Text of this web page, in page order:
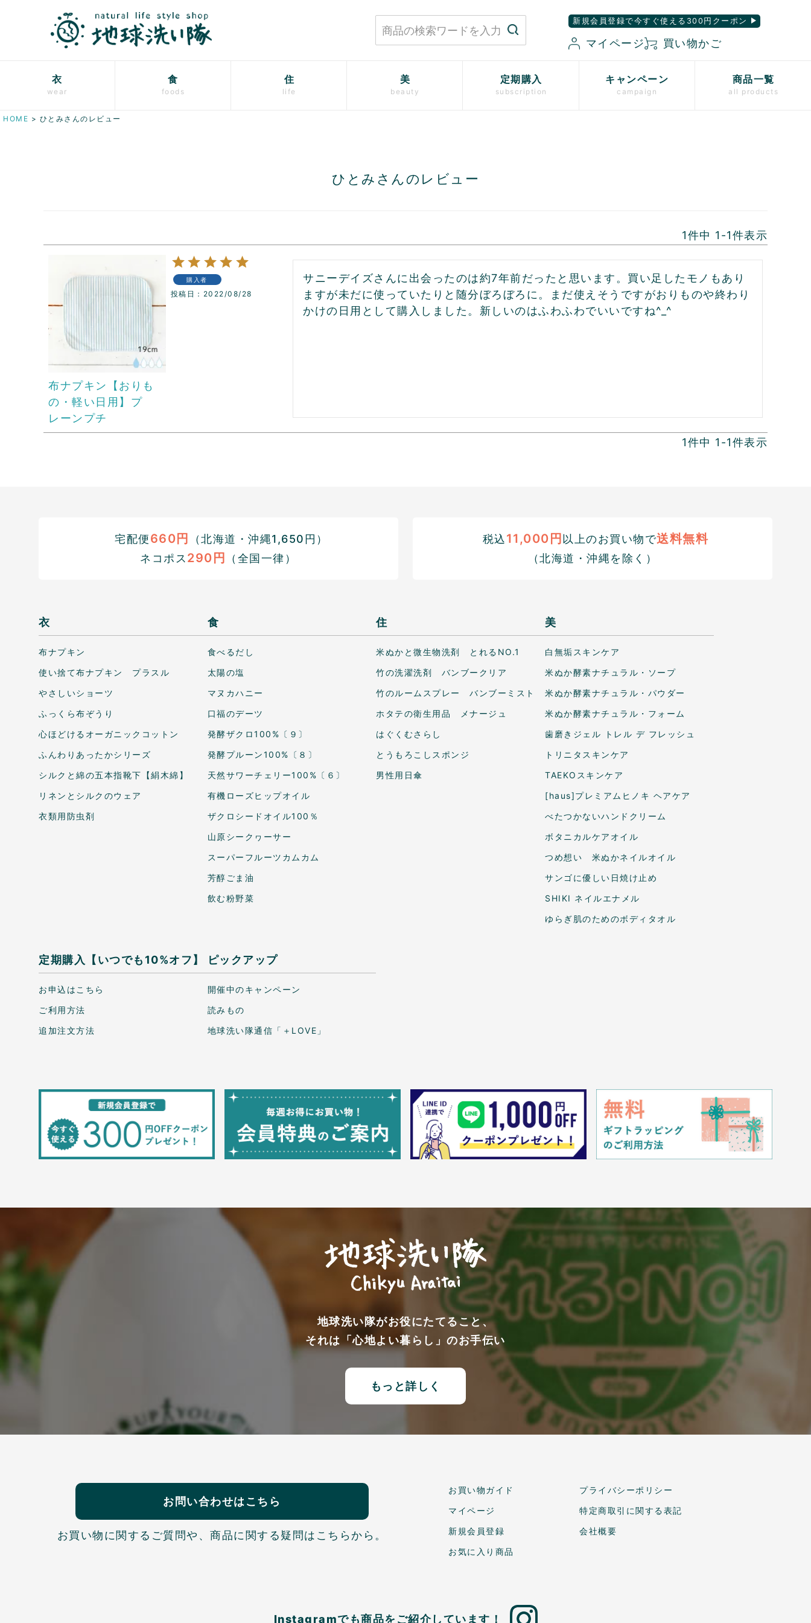
新規会員登録で今すぐ使える300円クーポン
マイページ 買い物かご
衣
wear
食
foods
住
life
美
beauty
定期購入
subscription
キャンペーン
campaign
商品一覧
all products
HOME ひとみさんのレビュー
ひとみさんのレビュー
1件中 1 -1件表示
布ナプキン【おりも
の・軽い日用】プ
レーンプチ
購入者
投稿日 2022/08/28
サニーデイズさんに出会ったのは約7年前だったと思います。買い足したモノもあり
ますが未だに使っていたりと随分ぼろぼろに。まだ使えそうですがおりものや終わり
かけの日用として購入しました。新しいのはふわふわでいいですね^_^
1件中 1 -1件表示
宅配便660円
（北海道・沖縄1,650円）
ネコポス290円 （全国一律）
税込11,000円 以上のお買い物で送料無料
（北海道・沖縄を除く）
衣
布ナプキン
使い捨て布ナプキン プラスル
やさしいショーツ
ふっくら布ぞうり
心ほどけるオーガニックコットン
ふんわりあったかシリーズ
シルクと綿の五本指靴下【絹木綿】
リネンとシルクのウェア
衣類用防虫剤
食
食べるだし
太陽の塩
マヌカハニー
口福のデーツ
発酵ザクロ100%〔９〕
発酵プルーン100%〔８〕
天然サワーチェリー100%〔６〕
有機ローズヒップオイル
ザクロシードオイル100％
山原シークヮーサー
スーパーフルーツカムカム
芳醇ごま油
飲む粉野菜
住
米ぬかと微生物洗剤 とれるNO.1
竹の洗濯洗剤 バンブークリア
竹のルームスプレー バンブーミスト
ホタテの衛生用品 メナージュ
はぐくむさらし
とうもろこしスポンジ
男性用日傘
美
白無垢スキンケア
米ぬか酵素ナチュラル・ソープ
米ぬか酵素ナチュラル・パウダー
米ぬか酵素ナチュラル・フォーム
歯磨きジェル トレル デ フレッシュ
トリニタスキンケア
TAEKOスキンケア
[haus]プレミアムヒノキ ヘアケア
べたつかないハンドクリーム
ボタニカルケアオイル
つめ想い 米ぬかネイルオイル
サンゴに優しい日焼け止め
SHIKI ネイルエナメル
ゆらぎ肌のためのボディタオル
定期購入【いつでも10%オフ】
お申込はこちら
ご利用方法
追加注文方法
ピックアップ
開催中のキャンペーン
読みもの
地球洗い隊通信「＋LOVE」
地球洗い隊がお役にたてること、
それは「心地よい暮らし」のお手伝い
もっと詳しく
お問い合わせはこちら
お買い物に関するご質問や、商品に関する疑問はこちらから。
お買い物ガイド
マイページ
新規会員登録
お気に入り商品
プライバシーポリシー
特定商取引に関する表記
会社概要
Instagramでも商品を ご紹介しています！